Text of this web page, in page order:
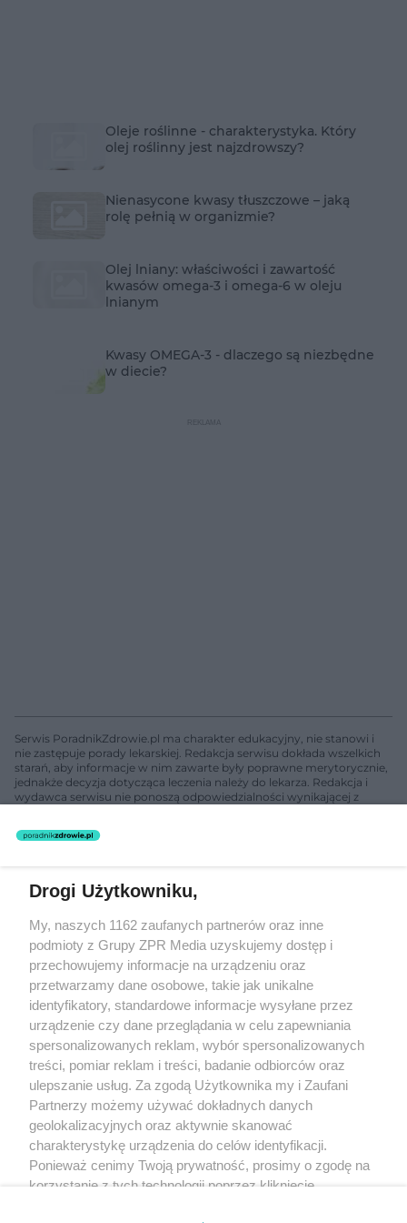
Oleje roślinne - charakterystyka. Który
olej roślinny jest najzdrowszy?
Nienasycone kwasy tłuszczowe – jaką
rolę pełnią w organizmie?
Olej lniany: właściwości i zawartość
kwasów omega-3 i omega-6 w oleju
lnianym
Kwasy OMEGA-3 - dlaczego są niezbędne
w diecie?
Serwis PoradnikZdrowie.pl ma charakter edukacyjny, nie stanowi i
nie zastępuje porady lekarskiej. Redakcja serwisu dokłada wszelkich
starań, aby informacje w nim zawarte były poprawne merytorycznie,
jednakże decyzja dotycząca leczenia należy do lekarza. Redakcja i
wydawca serwisu nie ponoszą odpowiedzialności wynikającej z
świadczeń zdrowotnych w rozumieniu art. 3 ust 1 ustawy o
rozpowszechniany lub dalej rozpowszechniany w jakikolwiek sposób
(w tym także elektroniczny lub mechaniczny) na jakimkolwiek polu
eksploatacji w jakiejkolwiek formie, włącznie z umieszczaniem w
Internecie bez pisemnej zgody właściciela praw. Jakiekolwiek użycie
lub wykorzystanie utworów w całości lub w części z naruszeniem
prawa, tzn. bez właściwej zgody, jest zabronione pod groźbą kary i
może być ścigane prawnie.
O nas
Informacje prawne
Drogi Użytkowniku,
My, naszych 1162 zaufanych partnerów oraz inne
podmioty z Grupy ZPR Media uzyskujemy dostęp i
przechowujemy informacje na urządzeniu oraz
przetwarzamy dane osobowe, takie jak unikalne
identyfikatory, standardowe informacje wysyłane przez
urządzenie czy dane przeglądania w celu zapewniania
spersonalizowanych reklam, wybór spersonalizowanych
treści, pomiar reklam i treści, badanie odbiorców oraz
ulepszanie usług. Za zgodą Użytkownika my i Zaufani
Partnerzy możemy używać dokładnych danych
geolokalizacyjnych oraz aktywnie skanować
charakterystykę urządzenia do celów identyfikacji.
Ponieważ cenimy Twoją prywatność, prosimy o zgodę na
korzystanie z tych technologii poprzez kliknięcie